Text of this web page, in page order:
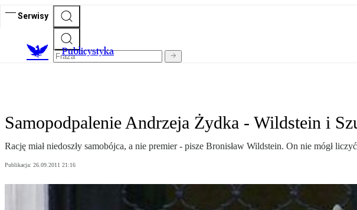
Serwisy
Publicystyka
Samopodpalenie Andrzeja Żydka - Wildstein i
Rację miał niedoszły samobójca, a nie premier - pisze Bronisław Wildstein. On nie mógł
Publikacja: 26.09.2011 21:16